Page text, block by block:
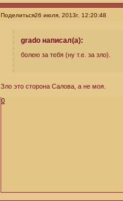
Поделиться26 июля, 2013г. 12:20:48
grado написал(а):
болею за тебя (ну т.е. за зло).
Зло это сторона Салова, а не моя.
0